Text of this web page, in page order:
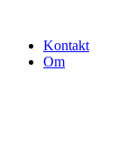
Kontakt
Om